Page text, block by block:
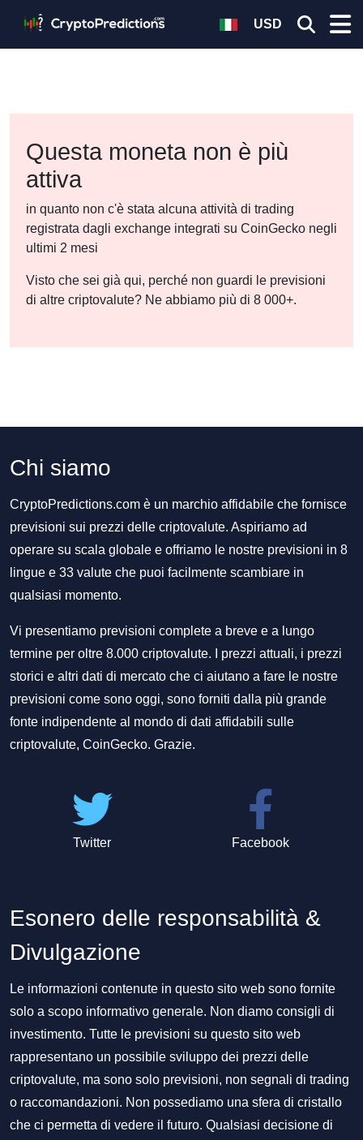
USD
Questa moneta non è più
attiva
in quanto non c'è stata alcuna attività di trading
registrata dagli exchange integrati su CoinGecko negli
ultimi 2 mesi
Visto che sei già qui, perché non guardi le previsioni
di altre criptovalute? Ne abbiamo più di 8 000+.
Chi siamo
CryptoPredictions.com è un marchio affidabile che fornisce
previsioni sui prezzi delle criptovalute. Aspiriamo ad
operare su scala globale e offriamo le nostre previsioni in 8
lingue e 33 valute che puoi facilmente scambiare in
qualsiasi momento.
Vi presentiamo previsioni complete a breve e a lungo
termine per oltre 8.000 criptovalute. I prezzi attuali, i prezzi
storici e altri dati di mercato che ci aiutano a fare le nostre
previsioni come sono oggi, sono forniti dalla più grande
fonte indipendente al mondo di dati affidabili sulle
criptovalute, CoinGecko. Grazie.
Twitter Facebook
Esonero delle responsabilità &
Divulgazione
Le informazioni contenute in questo sito web sono fornite
solo a scopo informativo generale. Non diamo consigli di
investimento. Tutte le previsioni su questo sito web
rappresentano un possibile sviluppo dei prezzi delle
criptovalute, ma sono solo previsioni, non segnali di trading
o raccomandazioni. Non possediamo una sfera di cristallo
che ci permetta di vedere il futuro. Qualsiasi decisione di